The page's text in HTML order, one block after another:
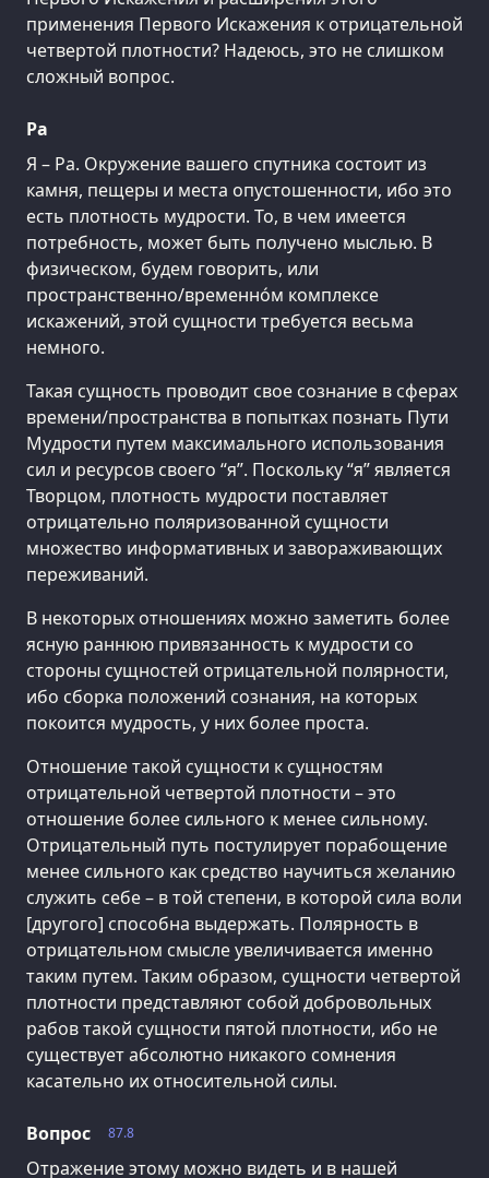
применения Первого Искажения к отрицательной
четвертой плотности? Надеюсь, это не слишком
сложный вопрос.
Ра
Я – Ра. Окружение вашего спутника состоит из
камня, пещеры и места опустошенности, ибо это
есть плотность мудрости. То, в чем имеется
потребность, может быть получено мыслью. В
физическом, будем говорить, или
пространственно/временно́м комплексе
искажений, этой сущности требуется весьма
немного.
Такая сущность проводит свое сознание в сферах
времени/пространства в попытках познать Пути
Мудрости путем максимального использования
сил и ресурсов своего “я”. Поскольку “я” является
Творцом, плотность мудрости поставляет
отрицательно поляризованной сущности
множество информативных и завораживающих
переживаний.
В некоторых отношениях можно заметить более
ясную раннюю привязанность к мудрости со
стороны сущностей отрицательной полярности,
ибо сборка положений сознания, на которых
покоится мудрость, у них более проста.
Отношение такой сущности к сущностям
отрицательной четвертой плотности – это
отношение более сильного к менее сильному.
Отрицательный путь постулирует порабощение
менее сильного как средство научиться желанию
служить себе – в той степени, в которой сила воли
[другого] способна выдержать. Полярность в
отрицательном смысле увеличивается именно
таким путем. Таким образом, сущности четвертой
плотности представляют собой добровольных
рабов такой сущности пятой плотности, ибо не
существует абсолютно никакого сомнения
касательно их относительной силы.
87.8
Вопрос
Отражение этому можно видеть и в нашей